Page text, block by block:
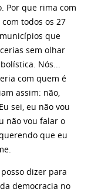
Por que rima com
todos os 27
que
sem olhar
Nós...
com quem é
assim: não,
sei, eu não vou
não vou falar o
que eu
dizer para
democracia no